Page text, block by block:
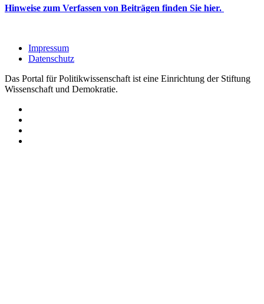
Hinweise zum Verfassen von Beiträgen finden Sie hier.
Impressum
Datenschutz
Das Portal für Politikwissenschaft ist eine Einrichtung der Stiftung
Wissenschaft und Demokratie.